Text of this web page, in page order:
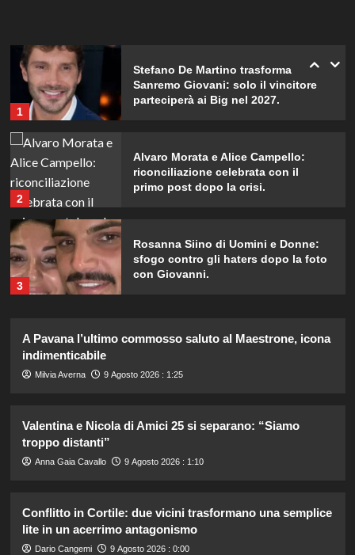
1
Stefano De Martino trasforma
Sanremo Giovani: solo il vincitore
parteciperà ai Big nel 2027.
2
Alvaro Morata e Alice Campello:
riconciliazione celebrata con il
primo post dopo la crisi.
3
Rosanna Siino di Uomini e Donne:
sfogo contro gli haters dopo la foto
con Giovanni.
4
natura e animali: bikini mozzafiato e
5
invertire il Megxit: sarà approvato da
1
Sanremo Giovani: solo il vincitore
parteciperà ai Big nel 2027.
A Pavana l’ultimo commosso saluto al Maestrone, icona
indimenticabile
Milvia Averna 9 Agosto 2026 : 1:25
Valentina e Nicola di Amici 25 si separano: “Siamo
troppo distanti”
Anna Gaia Cavallo 9 Agosto 2026 : 1:10
Conflitto in Cortile: due vicini trasformano una semplice
lite in un acerrimo antagonismo
Dario Cangemi 9 Agosto 2026 : 0:00